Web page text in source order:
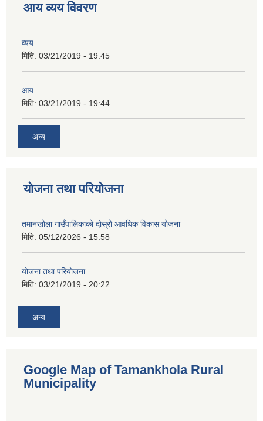
आय व्यय विवरण
व्यय
मिति: 03/21/2019 - 19:45
आय
मिति: 03/21/2019 - 19:44
अन्य
योजना तथा परियोजना
तमानखोला गाउँपालिकाको दोस्रो आवधिक विकास योजना
मिति: 05/12/2026 - 15:58
योजना तथा परियोजना
मिति: 03/21/2019 - 20:22
अन्य
Google Map of Tamankhola Rural
Municipality